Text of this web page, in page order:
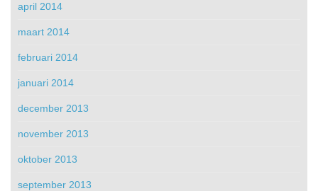
april 2014
maart 2014
februari 2014
januari 2014
december 2013
november 2013
oktober 2013
september 2013